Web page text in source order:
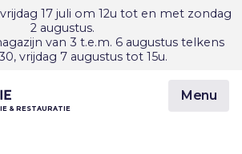
17 juli om 12u tot en met zondag
2 augustus.
van 3 t.e.m. 6 augustus telkens
vrijdag 7 augustus tot 15u.
& RESTAURATIE
Menu